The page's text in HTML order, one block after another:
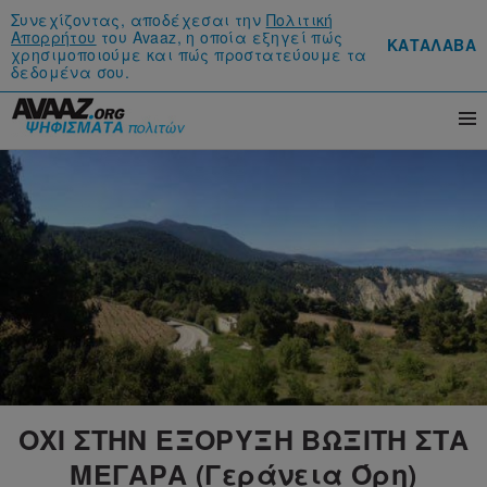
Συνεχίζοντας, αποδέχεσαι την Πολιτική
Απορρήτου του Avaaz, η οποία εξηγεί πώς
χρησιμοποιούμε και πώς προστατεύουμε τα
δεδομένα σου.
ΚΑΤΑΛΑΒΑ
ΟΧΙ ΣΤΗΝ ΕΞΟΡΥΞΗ ΒΩΞΙΤΗ ΣΤΑ
ΜΕΓΑΡΑ (Γεράνεια Όρη)